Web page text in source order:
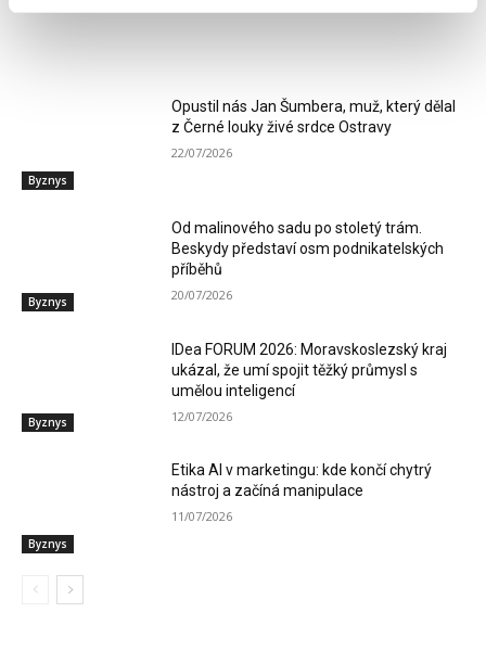
Byznys
Opustil nás Jan Šumbera, muž, který dělal
z Černé louky živé srdce Ostravy
22/07/2026
Byznys
Od malinového sadu po stoletý trám.
Beskydy představí osm podnikatelských
příběhů
20/07/2026
Byznys
IDea FORUM 2026: Moravskoslezský kraj
ukázal, že umí spojit těžký průmysl s
umělou inteligencí
12/07/2026
Byznys
Etika AI v marketingu: kde končí chytrý
nástroj a začíná manipulace
11/07/2026